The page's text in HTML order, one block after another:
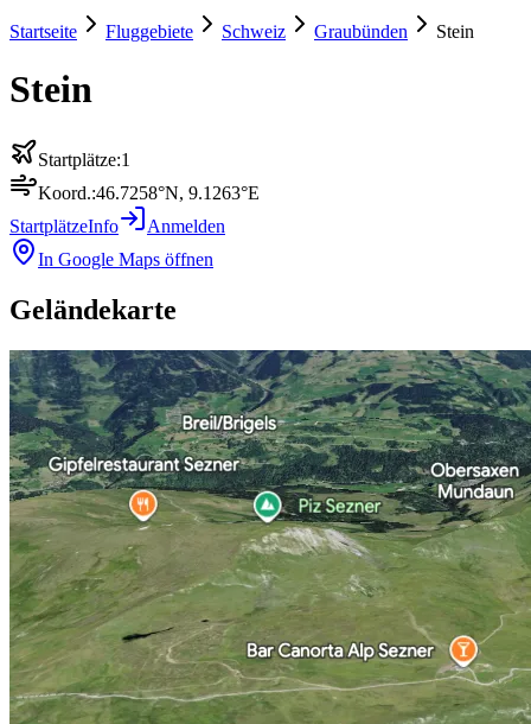
Startseite Fluggebiete Schweiz Graubünden Stein
Stein
Startplätze:1
Koord.:46.7258°N, 9.1263°E
StartplätzeInfo
Anmelden
In Google Maps öffnen
Geländekarte